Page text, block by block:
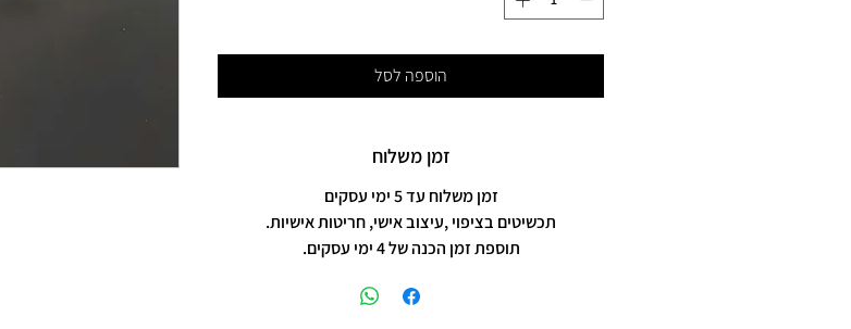
הוספה לסל
זמן משלוח
זמן משלוח עד 5 ימי עסקים
תכשיטים בציפוי ,עיצוב אישי, חריטות אישיות.
תוספת זמן הכנה של 4 ימי עסקים.